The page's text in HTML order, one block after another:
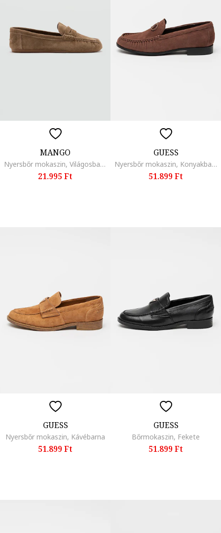
MANGO
Nyersbőr mokaszin, Világosbarna
21.995 Ft
GUESS
Nyersbőr mokaszin, Konyakbarna
51.899 Ft
GUESS
Nyersbőr mokaszin, Kávébarna
51.899 Ft
GUESS
Bőrmokaszin, Fekete
51.899 Ft